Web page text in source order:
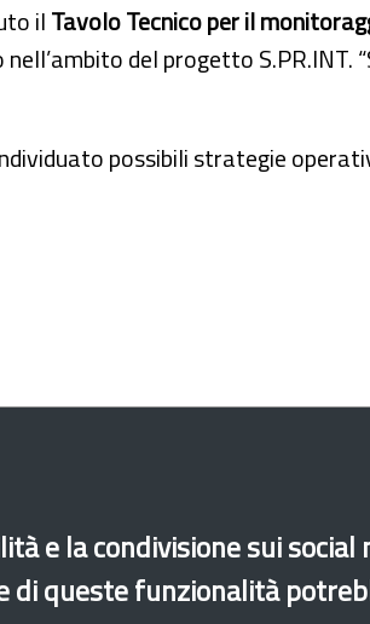
ilTavolo Tecnico per il
del progetto
possibili strategie
e la condivisione sui
queste funzionalità